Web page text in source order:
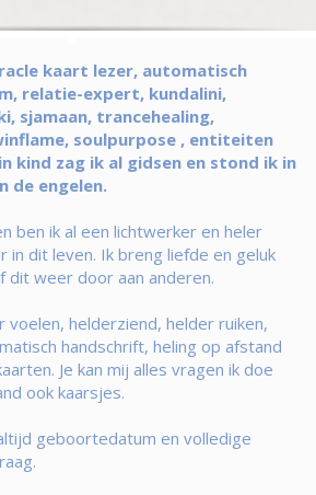
kaart lezer, automatisch
relatie-expert, kundalini,
sjamaan, trancehealing,
soulpurpose , entiteiten
kind zag ik al gidsen en stond ik in
de engelen.
ben ik al een lichtwerker en heler
in dit leven. Ik breng liefde en geluk
dit weer door aan anderen.
voelen, helderziend, helder ruiken,
handschrift, heling op afstand
Je kan mij alles vragen ik doe
ook kaarsjes.
geboortedatum en volledige